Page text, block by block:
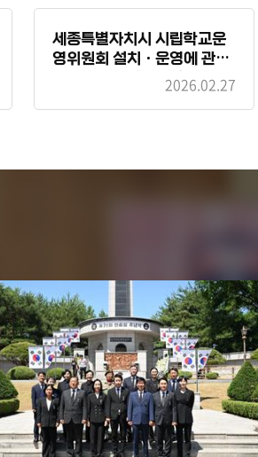
세종특별자치시 시립학교운
영위원회 설치ㆍ운영에 관한
조례 일부개정조례안2026.02.27